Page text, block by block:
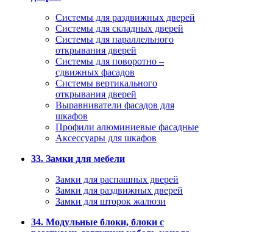
Системы для раздвижных дверей
Системы для складных дверей
Системы для параллельного
открывания дверей
Системы для поворотно –
сдвижных фасадов
Системы вертикального
открывания дверей
Выравниватели фасадов для
шкафов
Профили алюминиевые фасадные
Аксессуары для шкафов
33. Замки для мебели
Замки для распашных дверей
Замки для раздвижных дверей
Замки для шторок жалюзи
34. Модульные блоки, блоки с